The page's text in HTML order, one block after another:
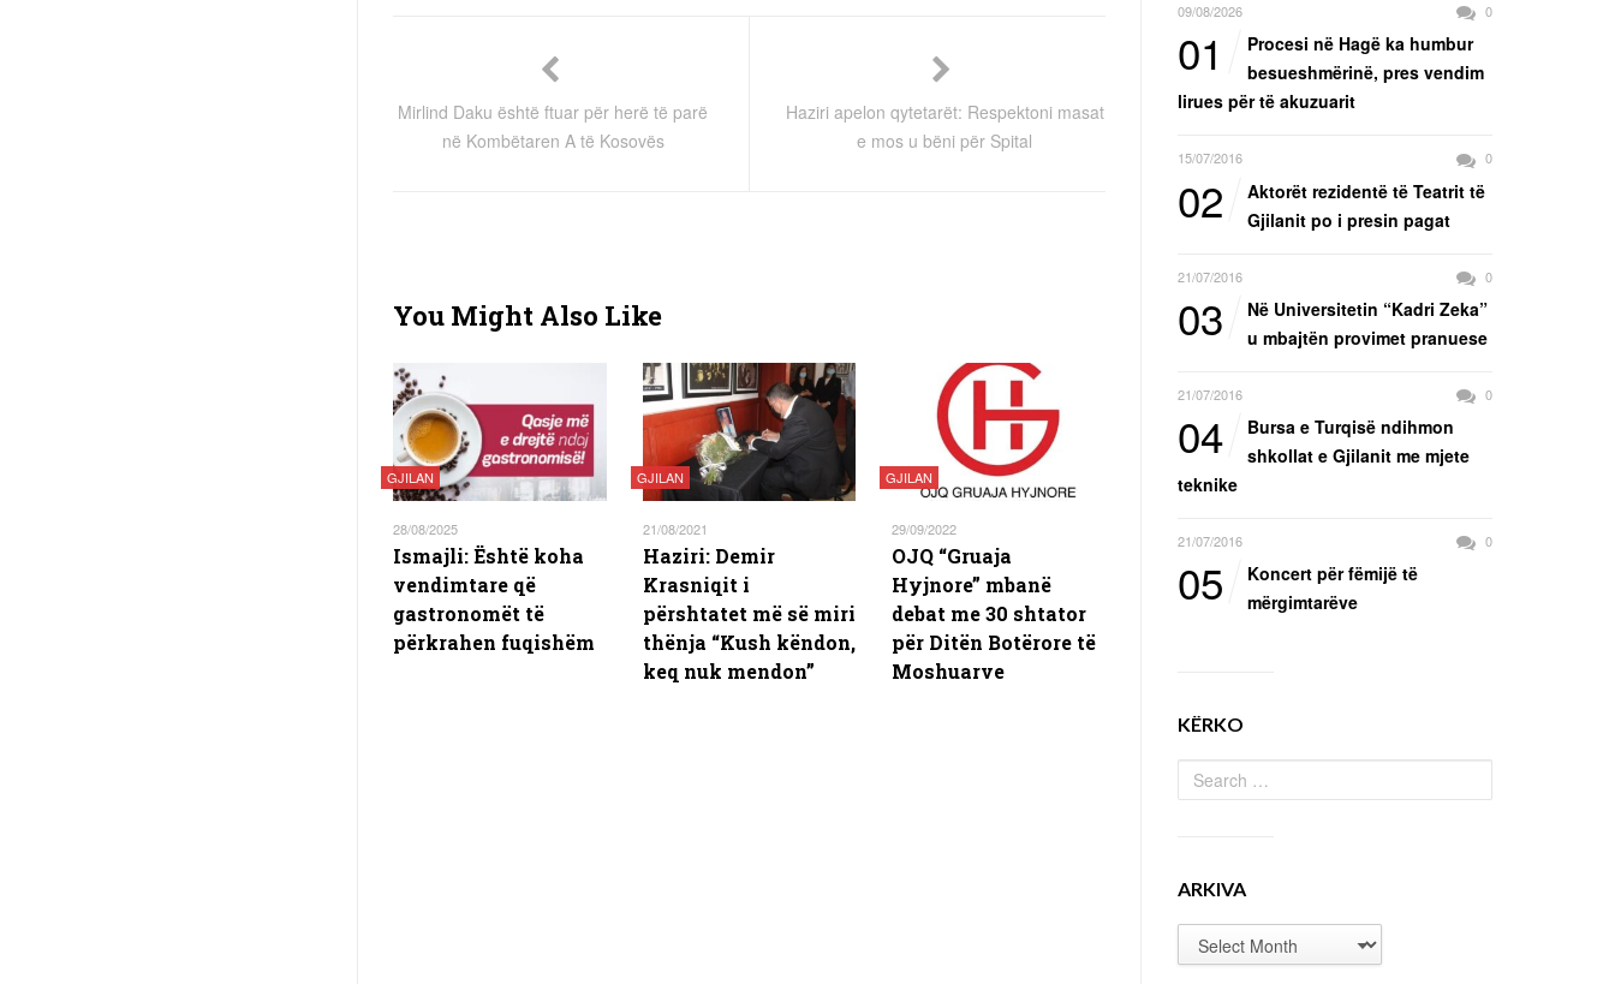
Mirlind Daku është ftuar për herë të parë
në Kombëtaren A të Kosovës
Haziri apelon qytetarët: Respektoni masat
e mos u bëni për Spital
You Might Also Like
GJILAN
28/08/2025
Ismajli: Është koha
vendimtare që
gastronomët të
përkrahen fuqishëm
GJILAN
21/08/2021
Haziri: Demir
Krasniqit i
përshtatet më së miri
thënja “Kush këndon,
keq nuk mendon”
GJILAN
29/09/2022
OJQ “Gruaja
Hyjnore” mbanë
debat me 30 shtator
për Ditën Botërore të
Moshuarve
09/08/2026 0
01
Procesi në Hagë ka humbur
besueshmërinë, pres vendim
lirues për të akuzuarit
15/07/2016 0
02
Aktorët rezidentë të Teatrit të
Gjilanit po i presin pagat
21/07/2016 0
03
Në Universitetin “Kadri Zeka”
u mbajtën provimet pranuese
21/07/2016 0
04
Bursa e Turqisë ndihmon
shkollat e Gjilanit me mjete
teknike
21/07/2016 0
05
Koncert për fëmijë të
mërgimtarëve
KËRKO
ARKIVA